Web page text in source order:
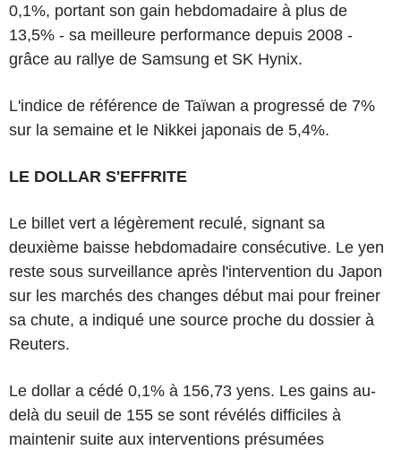
0,1%, portant son gain hebdomadaire à plus de
13,5% - sa meilleure performance depuis 2008 -
grâce au rallye de Samsung et SK Hynix.
L'indice de référence de Taïwan a progressé de 7%
sur la semaine et le Nikkei japonais de 5,4%.
LE DOLLAR S'EFFRITE
Le billet vert a légèrement reculé, signant sa
deuxième baisse hebdomadaire consécutive. Le yen
reste sous surveillance après l'intervention du Japon
sur les marchés des changes début mai pour freiner
sa chute, a indiqué une source proche du dossier à
Reuters.
Le dollar a cédé 0,1% à 156,73 yens. Les gains au-
delà du seuil de 155 se sont révélés difficiles à
maintenir suite aux interventions présumées